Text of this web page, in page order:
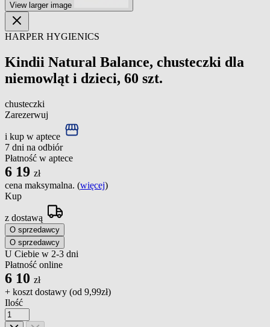
View larger image
HARPER HYGIENICS
Kindii Natural Balance, chusteczki dla
niemowląt i dzieci, 60 szt.
chusteczki
Zarezerwuj
i kup w aptece
7 dni na odbiór
Płatność w aptece
6 19 zł
cena maksymalna. (więcej)
Kup
z dostawą
O sprzedawcy
O sprzedawcy
U Ciebie w 2-3 dni
Płatność online
6 10 zł
+ koszt dostawy (od 9,99zł)
Ilość